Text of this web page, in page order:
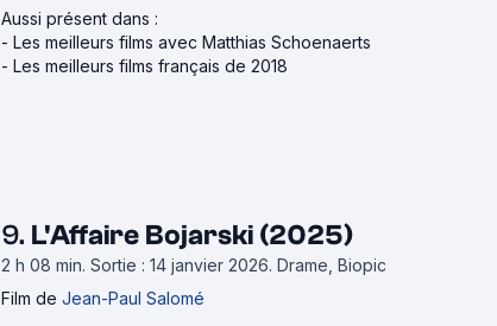
Aussi présent dans :
- Les meilleurs films avec Matthias Schoenaerts
- Les meilleurs films français de 2018
9. L'Affaire Bojarski (2025)
2 h 08 min. Sortie : 14 janvier 2026. Drame, Biopic
Film de Jean-Paul Salomé